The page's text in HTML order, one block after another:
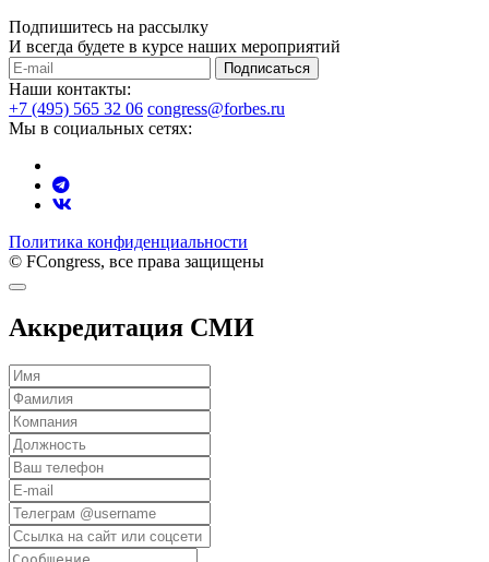
Подпишитесь на рассылку
И всегда будете в курсе наших мероприятий
Подписаться
Наши контакты:
+7 (495) 565 32 06 congress@forbes.ru
Мы в социальных сетях:
Политика конфиденциальности
© FCongress, все права защищены
Аккредитация СМИ